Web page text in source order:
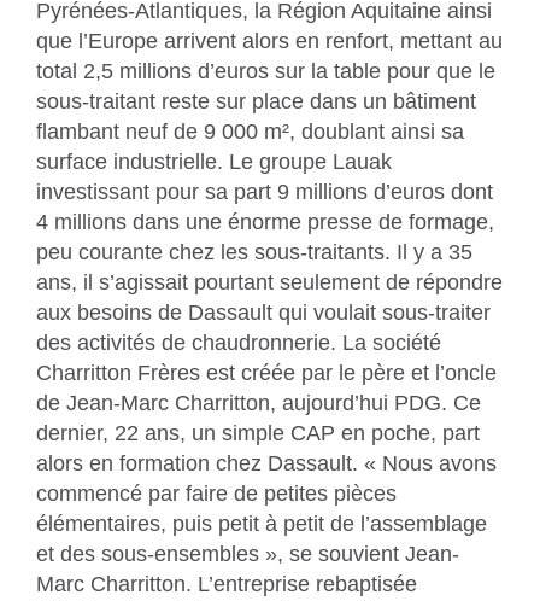
Pyrénées-Atlantiques, la Région Aquitaine ainsi
que l’Europe arrivent alors en renfort, mettant au
total 2,5 millions d’euros sur la table pour que le
sous-traitant reste sur place dans un bâtiment
flambant neuf de 9 000 m², doublant ainsi sa
surface industrielle. Le groupe Lauak
investissant pour sa part 9 millions d’euros dont
4 millions dans une énorme presse de formage,
peu courante chez les sous-traitants. Il y a 35
ans, il s’agissait pourtant seulement de répondre
aux besoins de Dassault qui voulait sous-traiter
des activités de chaudronnerie. La société
Charritton Frères est créée par le père et l’oncle
de Jean-Marc Charritton, aujourd’hui PDG. Ce
dernier, 22 ans, un simple CAP en poche, part
alors en formation chez Dassault. « Nous avons
commencé par faire de petites pièces
élémentaires, puis petit à petit de l’assemblage
et des sous-ensembles », se souvient Jean-
Marc Charritton. L’entreprise rebaptisée